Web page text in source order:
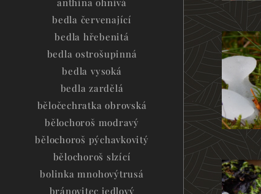
anthina ohnivá
bedla červenající
bedla hřebenitá
bedla ostrošupinná
bedla vysoká
bedla zardělá
běločechratka obrovská
bělochoroš modravý
bělochoroš pýchavkovitý
bělochoroš slzící
bolinka mnohovýtrusá
bránovitec jedlový